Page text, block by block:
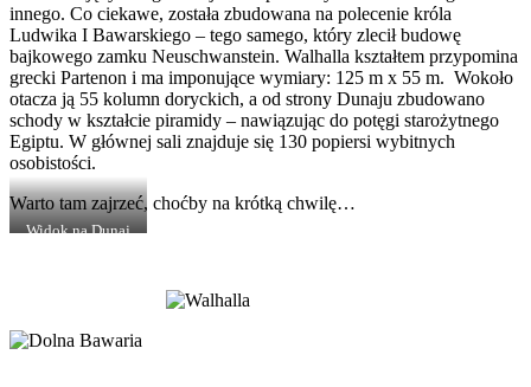
innego. Co ciekawe, została zbudowana na polecenie króla
Ludwika I Bawarskiego – tego samego, który zlecił budowę
bajkowego zamku Neuschwanstein. Walhalla kształtem przypomina
grecki Partenon i ma imponujące wymiary: 125 m x 55 m. Wokoło
otacza ją 55 kolumn doryckich, a od strony Dunaju zbudowano
schody w kształcie piramidy – nawiązując do potęgi starożytnego
Egiptu. W głównej sali znajduje się 130 popiersi wybitnych
osobistości.
Warto tam zajrzeć, choćby na krótką chwilę…
Widok na Dunaj